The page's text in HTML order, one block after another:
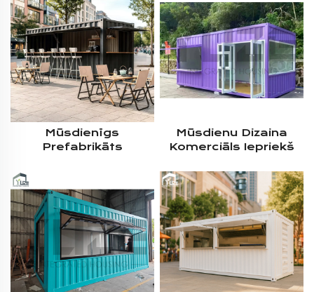
Mūsdienīgs
Prefabrikāts
Modulārs Kafijas Bārs
Uz Kravas Konteinera
Bāzes, Pārdošanai
Mūsdienu Dizaina
Komerciāls Iepriekš
Kafijas Bārs,
Restorāns,
Uzņēmējdarbība,
Pārnēsājama
Modulāra Transporta
Konteineru Kafejnīca